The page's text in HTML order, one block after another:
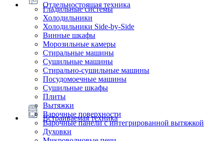
Отдельностоящая техника
Гладильные системы
Холодильники
Холодильники Side-by-Side
Винные шкафы
Морозильные камеры
Стиральные машины
Сушильные машины
Стирально-сушильные машины
Посудомоечные машины
Сушильные шкафы
Плиты
Встраиваемая техника
Вытяжки
Варочные поверхности
Варочные панели с интегрированной вытяжкой
Духовки